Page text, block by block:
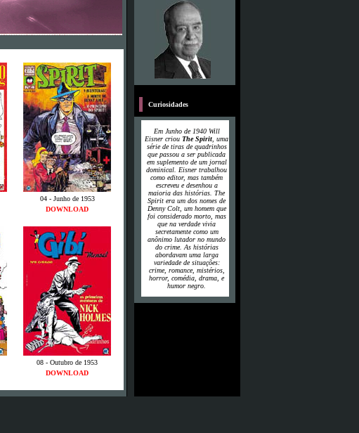
04 - Junho de 1953
DOWNLOAD
08 - Outubro de 1953
DOWNLOAD
Curiosidades
Em Junho de 1940 Will
Eisner criou The Spirit , uma
série de tiras de quadrinhos
que passou a ser publicada
em suplemento de um jornal
dominical. Eisner trabalhou
como editor, mas também
escreveu e desenhou a
maioria das histórias. The
Spirit era um dos nomes de
Denny Colt, um homem que
foi considerado morto, mas
que na verdade vivia
secretamente como um
anônimo lutador no mundo
do crime. As histórias
abordavam uma larga
variedade de situações:
crime, romance, mistérios,
horror, comédia, drama, e
humor negro.